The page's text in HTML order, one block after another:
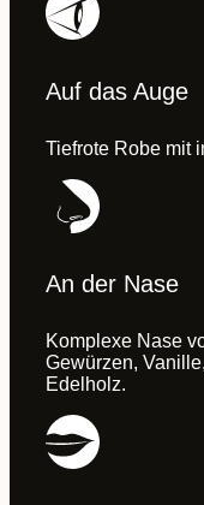
Auf das Auge
Tiefrote Robe mit
An der Nase
Komplexe Nase
Gewürzen,
Edelholz.